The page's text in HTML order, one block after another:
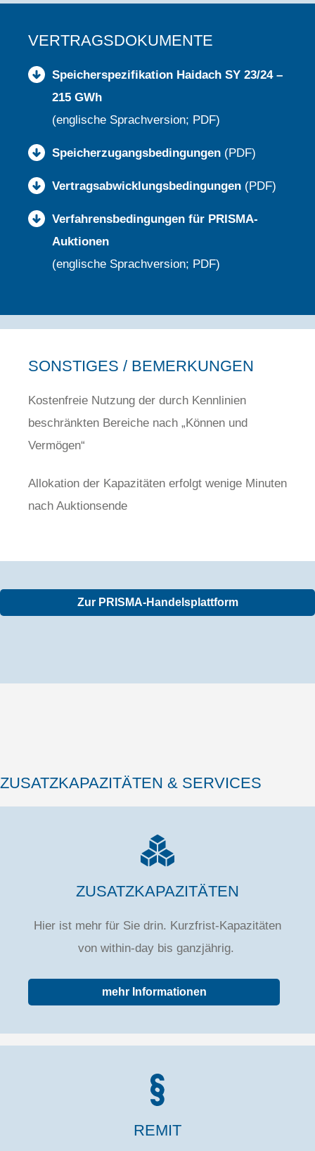
VERTRAGSDOKUMENTE
Speicherspezifikation Haidach SY 23/24 –
215 GWh
(englische Sprachversion; PDF)
Speicherzugangsbedingungen (PDF)
Vertragsabwicklungsbedingungen (PDF)
Verfahrensbedingungen für PRISMA-
Auktionen
(englische Sprachversion; PDF)
SONSTIGES / BEMERKUNGEN
Kostenfreie Nutzung der durch Kennlinien
beschränkten Bereiche nach „Können und
Vermögen“
Allokation der Kapazitäten erfolgt wenige Minuten
nach Auktionsende
Zur PRISMA-Handelsplattform
ZUSATZKAPAZITÄTEN & SERVICES
ZUSATZKAPAZITÄTEN
Hier ist mehr für Sie drin. Kurzfrist-Kapazitäten
von within-day bis ganzjährig.
mehr Informationen
REMIT